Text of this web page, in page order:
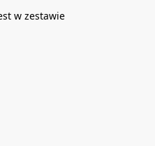
w zestawie